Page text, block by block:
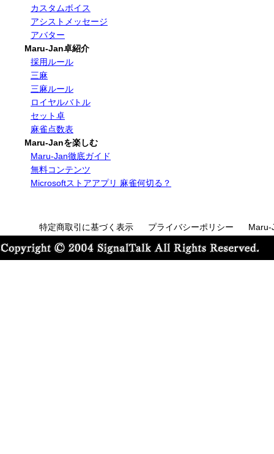
カスタムボイス
アシストメッセージ
アバター
Maru-Jan卓紹介
採用ルール
三麻
三麻ルール
ロイヤルバトル
セット卓
麻雀点数表
Maru-Janを楽しむ
Maru-Jan徹底ガイド
無料コンテンツ
Microsoftストアアプリ 麻雀何切る？
特定商取引に基づく表示 プライバシーポリシー Maru-